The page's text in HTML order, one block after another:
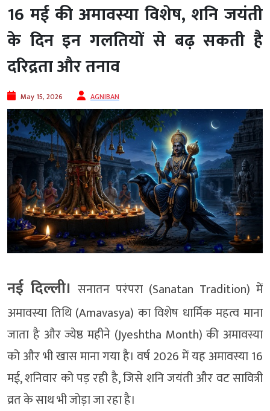
16 मई की अमावस्या विशेष, शनि जयंती
के दिन इन गलतियों से बढ़ सकती है
दरिद्रता और तनाव
May 15, 2026 AGNIBAN
नई दिल्ली। सनातन परंपरा (Sanatan Tradition) में
अमावस्या तिथि (Amavasya) का विशेष धार्मिक महत्व माना
जाता है और ज्येष्ठ महीने (Jyeshtha Month) की अमावस्या
को और भी खास माना गया है। वर्ष 2026 में यह अमावस्या 16
मई, शनिवार को पड़ रही है, जिसे शनि जयंती और वट सावित्री
व्रत के साथ भी जोड़ा जा रहा है।